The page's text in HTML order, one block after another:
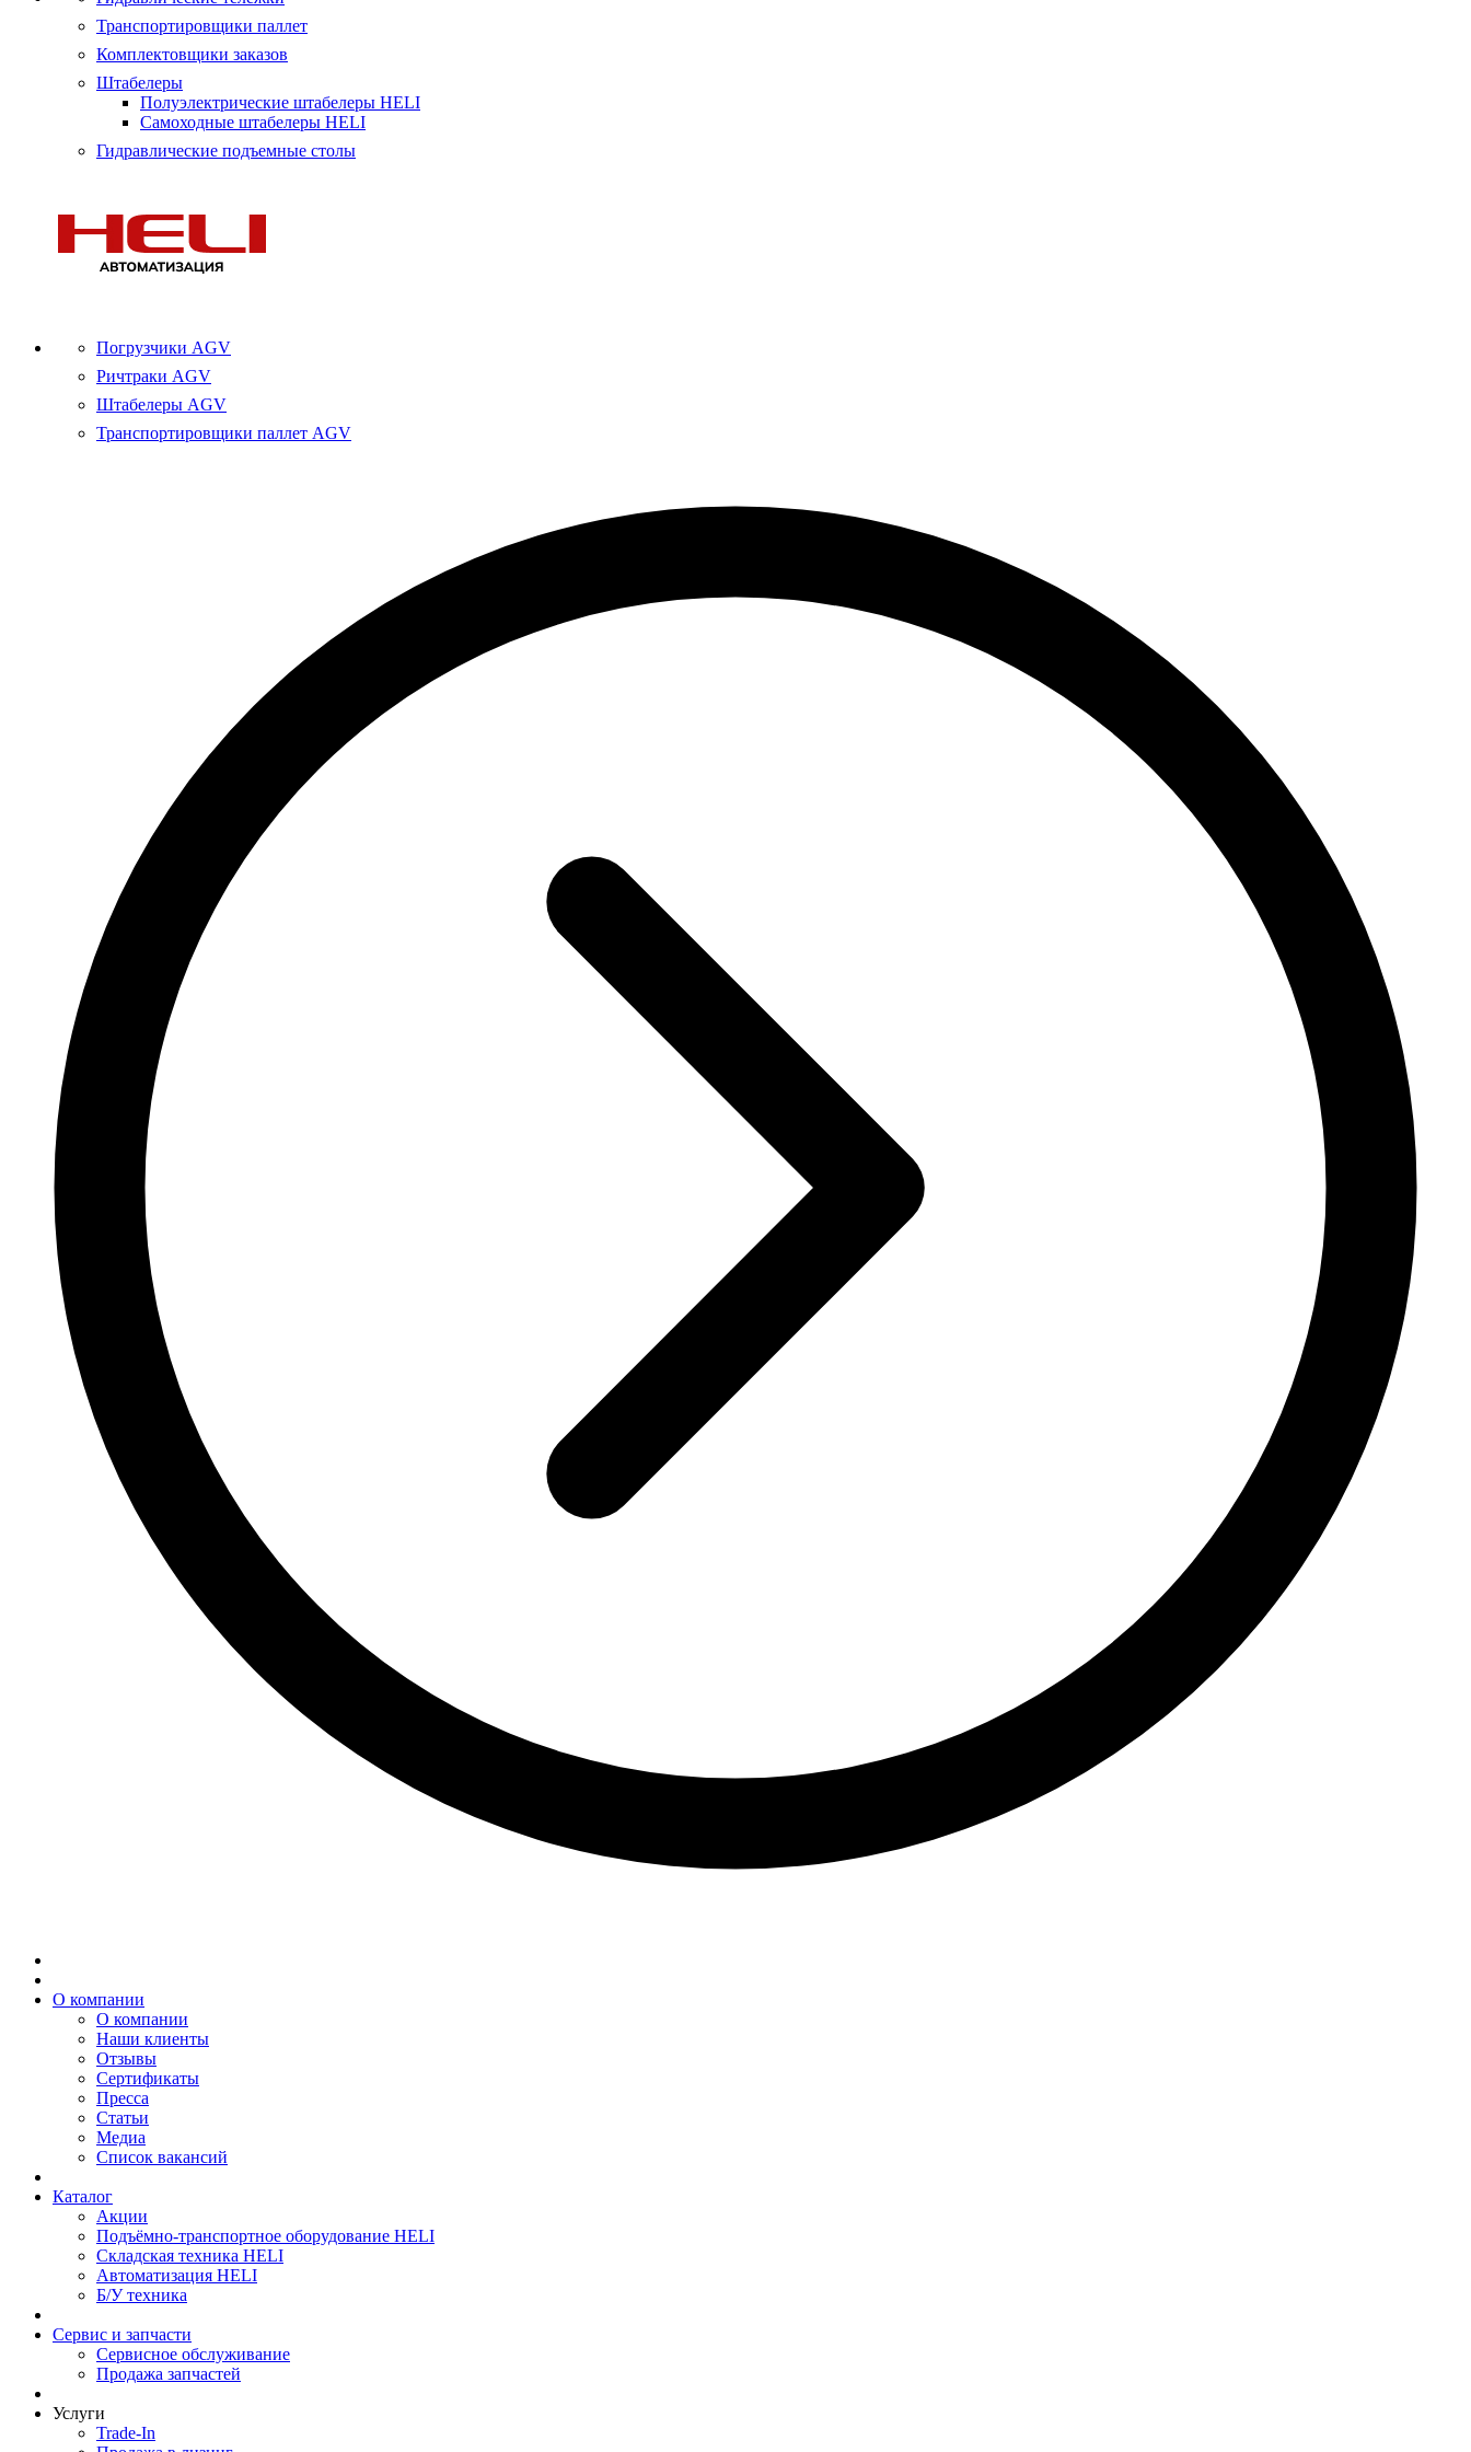
Транспортировщики паллет
Комплектовщики заказов
Штабелеры
Полуэлектрические штабелеры HELI
Самоходные штабелеры HELI
Гидравлические подъемные столы
Погрузчики AGV
Ричтраки AGV
Штабелеры AGV
Транспортировщики паллет AGV
О компании
О компании
Наши клиенты
Отзывы
Сертификаты
Пресса
Статьи
Медиа
Список вакансий
Каталог
Акции
Подъёмно-транспортное оборудование HELI
Складская техника HELI
Автоматизация HELI
Б/У техника
Сервис и запчасти
Сервисное обслуживание
Продажа запчастей
Услуги
Trade-In